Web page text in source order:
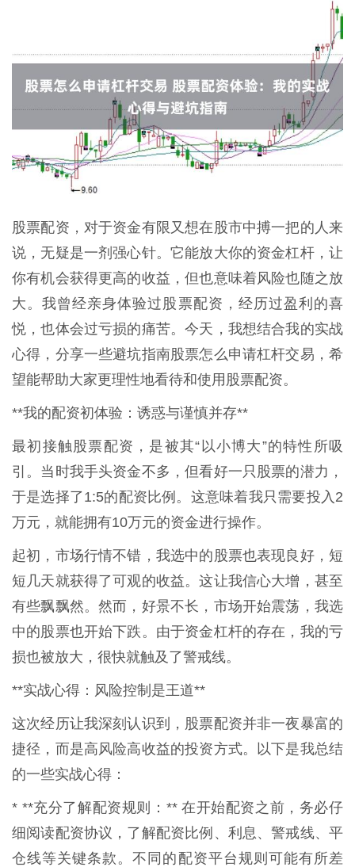
股票配资，对于资金有限又想在股市中搏一把的人来
说，无疑是一剂强心针。它能放大你的资金杠杆，让
你有机会获得更高的收益，但也意味着风险也随之放
大。我曾经亲身体验过股票配资，经历过盈利的喜
悦，也体会过亏损的痛苦。今天，我想结合我的实战
心得，分享一些避坑指南股票怎么申请杠杆交易，希
望能帮助大家更理性地看待和使用股票配资。
**我的配资初体验：诱惑与谨慎并存**
最初接触股票配资，是被其“以小博大”的特性所吸
引。当时我手头资金不多，但看好一只股票的潜力，
于是选择了1:5的配资比例。这意味着我只需要投入2
万元，就能拥有10万元的资金进行操作。
起初，市场行情不错，我选中的股票也表现良好，短
短几天就获得了可观的收益。这让我信心大增，甚至
有些飘飘然。然而，好景不长，市场开始震荡，我选
中的股票也开始下跌。由于资金杠杆的存在，我的亏
损也被放大，很快就触及了警戒线。
**实战心得：风险控制是王道**
这次经历让我深刻认识到，股票配资并非一夜暴富的
捷径，而是高风险高收益的投资方式。以下是我总结
的一些实战心得：
* **充分了解配资规则：** 在开始配资之前，务必仔
细阅读配资协议，了解配资比例、利息、警戒线、平
仓线等关键条款。不同的配资平台规则可能有所差